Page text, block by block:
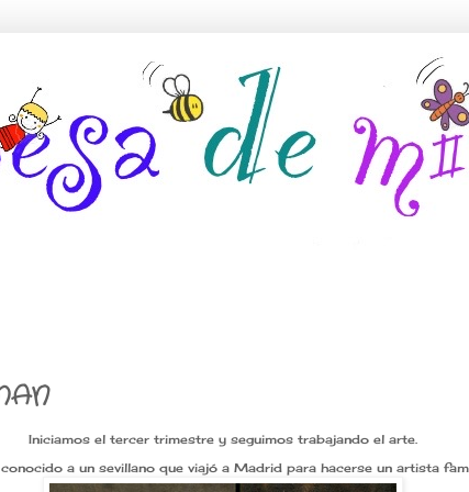
Iniciamos el tercer trimestre y seguimos trabajando el arte.
a un sevillano que viajó a Madrid para hacerse un artista